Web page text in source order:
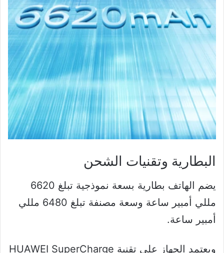
البطارية وتقنيات الشحن
يضم الهاتف بطارية بسعة نموذجية تبلغ 6620
مللي أمبير ساعة وسعة مصنفة تبلغ 6480 مللي
أمبير ساعة.
ويعتمد الجهاز على تقنية HUAWEI SuperCharge